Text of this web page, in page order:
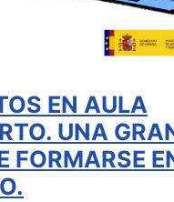
EN AULA
UNA
FORMARSE